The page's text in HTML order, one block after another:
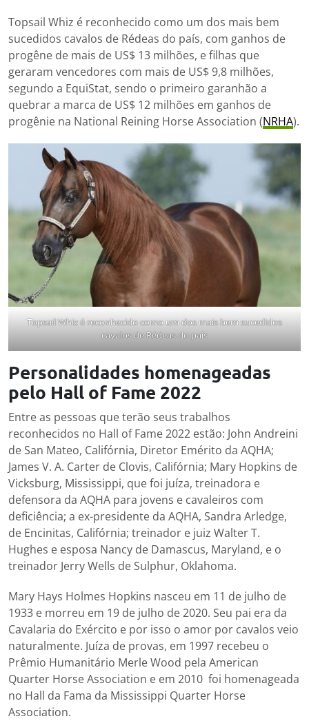
Topsail Whiz é reconhecido como um dos mais bem
sucedidos cavalos de Rédeas do país, com ganhos de
progêne de mais de US$ 13 milhões, e filhas que
geraram vencedores com mais de US$ 9,8 milhões,
segundo a EquiStat, sendo o primeiro garanhão a
quebrar a marca de US$ 12 milhões em ganhos de
progênie na National Reining Horse Association (NRHA).
Topsail Whiz é reconhecido como um dos mais bem sucedidos
cavalos de Rédeas do país
Personalidades homenageadas
pelo Hall of Fame 2022
Entre as pessoas que terão seus trabalhos
reconhecidos no Hall of Fame 2022 estão: John Andreini
de San Mateo, Califórnia, Diretor Emérito da AQHA;
James V. A. Carter de Clovis, Califórnia; Mary Hopkins de
Vicksburg, Mississippi, que foi juíza, treinadora e
defensora da AQHA para jovens e cavaleiros com
deficiência; a ex-presidente da AQHA, Sandra Arledge,
de Encinitas, Califórnia; treinador e juiz Walter T.
Hughes e esposa Nancy de Damascus, Maryland, e o
treinador Jerry Wells de Sulphur, Oklahoma.
Mary Hays Holmes Hopkins nasceu em 11 de julho de
1933 e morreu em 19 de julho de 2020. Seu pai era da
Cavalaria do Exército e por isso o amor por cavalos veio
naturalmente. Juíza de provas, em 1997 recebeu o
Prêmio Humanitário Merle Wood pela American
Quarter Horse Association e em 2010 foi homenageada
no Hall da Fama da Mississippi Quarter Horse
Association.